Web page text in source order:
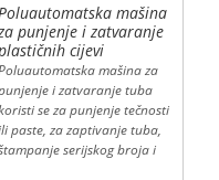
Poluautomatska mašina
punjenje i zatvaranje
cijevi
mašina za
i zatvaranje tuba
se za punjenje tečnosti
paste, za zaptivanje tuba,
serijskog broja i